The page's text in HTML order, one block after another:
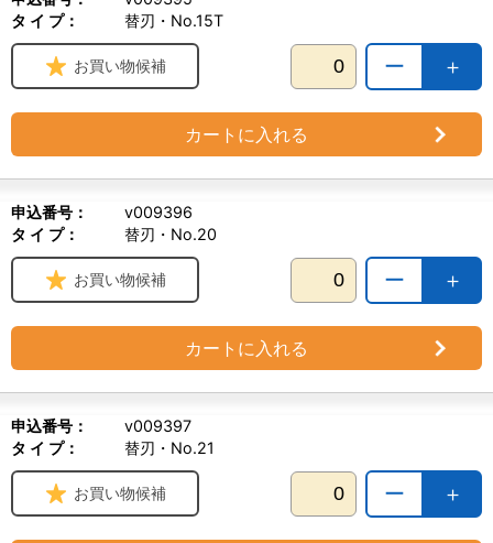
タ イ プ：
替刃・No.15T
＋
ー
お買い物候補
カートに入れる
申込番号：
v009396
タ イ プ：
替刃・No.20
＋
ー
お買い物候補
カートに入れる
申込番号：
v009397
タ イ プ：
替刃・No.21
＋
ー
お買い物候補